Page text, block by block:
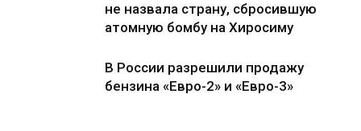
не назвала страну, сбросившую
атомную бомбу на Хиросиму
В России разрешили продажу
бензина «Евро-2» и «Евро-3»